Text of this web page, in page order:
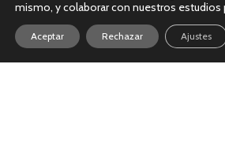
mismo, y colaborar con nuestros estudios
Aceptar Rechazar Ajustes